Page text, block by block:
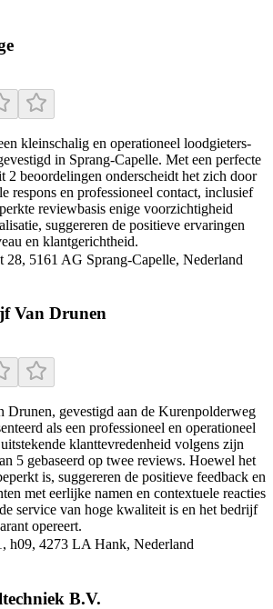
kleinschalig en operationeel loodgieters-
in Sprang‑Capelle. Met een perfecte
2 beoordelingen onderscheidt het zich door
respons en professioneel contact, inclusief
reviewbasis enige voorzichtigheid
suggereren de positieve ervaringen
en klantgerichtheid.
28, 5161 AG Sprang-Capelle, Nederland
Van Drunen
Drunen, gevestigd aan de Kurenpolderweg
als een professioneel en operationeel
klanttevredenheid volgens zijn
5 gebaseerd op twee reviews. Hoewel het
is, suggereren de positieve feedback en
met eerlijke namen en contextuele reacties
service van hoge kwaliteit is en het bedrijf
opereert.
h09, 4273 LA Hank, Nederland
B.V.